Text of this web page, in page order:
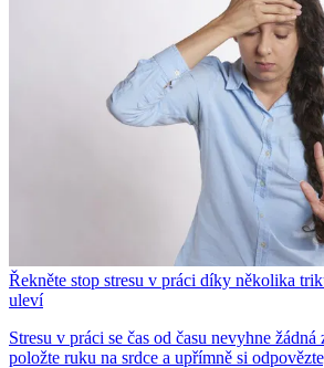
Řekněte stop stresu v práci díky několika
uleví
Stresu v práci se čas od času nevyhne
položte ruku na srdce a upřímně si